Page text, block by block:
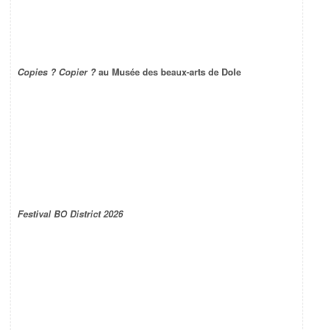
Copies ? Copier ? au Musée des beaux-arts de Dole
Festival BO District 2026